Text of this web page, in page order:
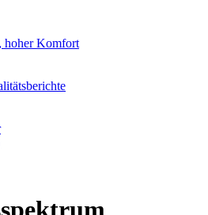
hoher Komfort